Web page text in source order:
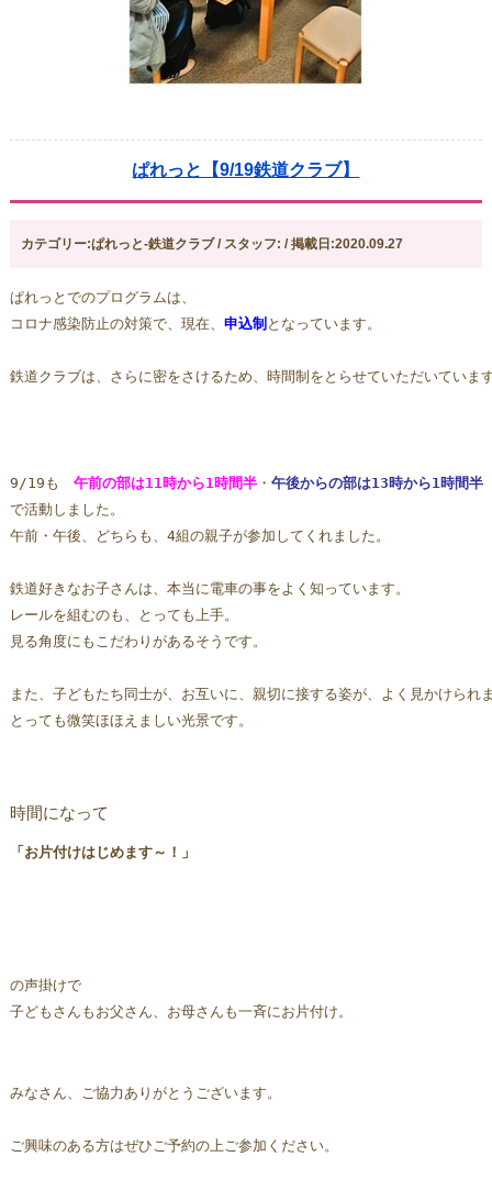
ぱれっと【9/19鉄道クラブ】
カテゴリー:ぱれっと-鉄道クラブ / スタッフ: / 掲載日:2020.09.27
ぱれっとでのプログラムは、
コロナ感染防止の対策で、現在、 申込制 となっています。
鉄道クラブは、さらに密をさけるため、時間制をとらせていただいていま
9/19も 午前の部は11時から1時間半・ 午後からの部は13時から1時間半
で活動しました。
午前・午後、どちらも、4組の親子が参加してくれました。
鉄道好きなお子さんは、本当に電車の事をよく知っています。
レールを組むのも、とっても上手。
見る角度にもこだわりがあるそうです。
また、子どもたち同士が、お互いに、親切に接する姿が、よく見かけられ
とっても微笑ほほえましい光景です。
時間になって
「お片付けはじめます～！」
の声掛けで
子どもさんもお父さん、お母さんも一斉にお片付け。
みなさん、ご協力ありがとうございます。
ご興味のある方はぜひご予約の上ご参加ください。